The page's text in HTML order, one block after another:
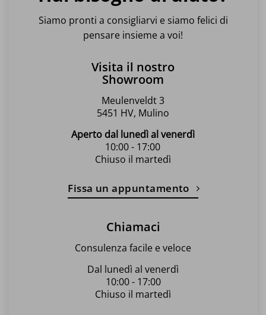
Siamo pronti a consigliarvi e siamo felici di
pensare insieme a voi!
Visita il nostro
Showroom
Meulenveldt 3
5451 HV, Mulino
Aperto dal lunedì al venerdì
10:00 - 17:00
Chiuso il martedì
Fissa un appuntamento
Chiamaci
Consulenza facile e veloce
Dal lunedì al venerdì
10:00 - 17:00
Chiuso il martedì